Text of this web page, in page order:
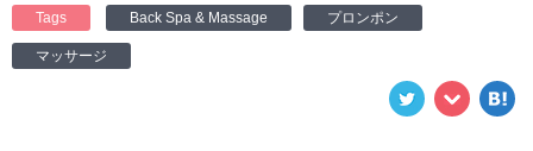
Tags Back Spa & Massage プロンポン
マッサージ